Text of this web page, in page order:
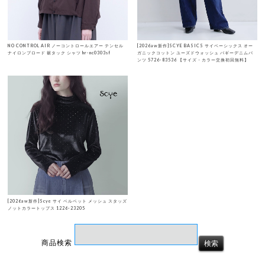
NO CONTROL AIR ノーコントロールエアー テンセル
ナイロンブロード 裾タック シャツ hr-nc0303sf
[2026aw新作]SCYE BASICS サイベーシックス オー
ガニックコットン ユーズドウォッシュ バギーデニムパ
ンツ 5726-83536 【サイズ・カラー交換初回無料】
[2026aw新作]Scye サイ ベルベット メッシュ スタッズ
ノットカラートップス 1226-23205
商品検索